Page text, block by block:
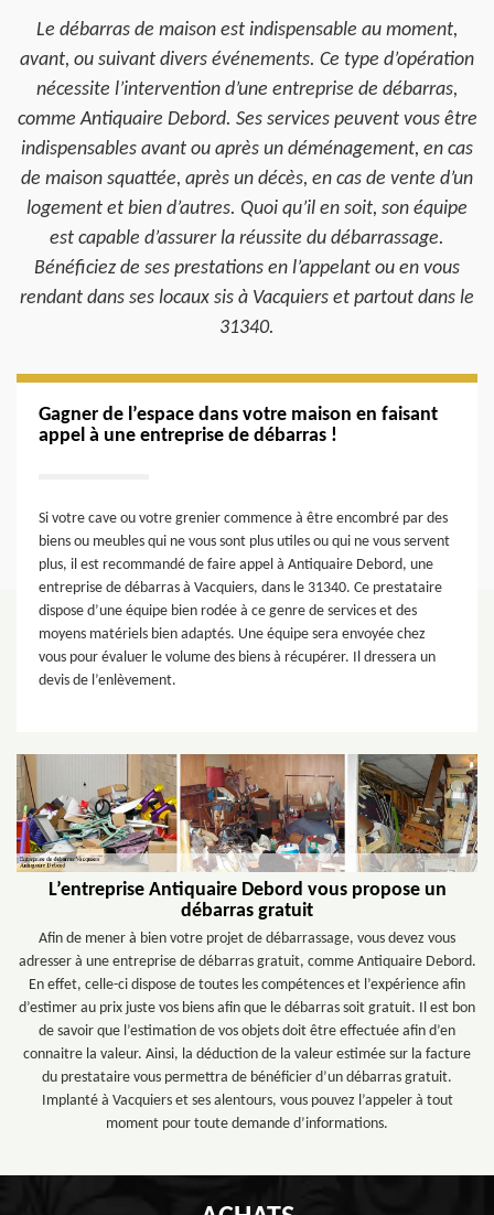
Le débarras de maison est indispensable au moment,
avant, ou suivant divers événements. Ce type d’opération
nécessite l’intervention d’une entreprise de débarras,
comme Antiquaire Debord. Ses services peuvent vous être
indispensables avant ou après un déménagement, en cas
de maison squattée, après un décès, en cas de vente d’un
logement et bien d’autres. Quoi qu’il en soit, son équipe
est capable d’assurer la réussite du débarrassage.
Bénéficiez de ses prestations en l’appelant ou en vous
rendant dans ses locaux sis à Vacquiers et partout dans le
31340.
Gagner de l’espace dans votre maison en faisant
appel à une entreprise de débarras !
Si votre cave ou votre grenier commence à être encombré par des
biens ou meubles qui ne vous sont plus utiles ou qui ne vous servent
plus, il est recommandé de faire appel à Antiquaire Debord, une
entreprise de débarras à Vacquiers, dans le 31340. Ce prestataire
dispose d’une équipe bien rodée à ce genre de services et des
moyens matériels bien adaptés. Une équipe sera envoyée chez
vous pour évaluer le volume des biens à récupérer. Il dressera un
devis de l’enlèvement.
L’entreprise Antiquaire Debord vous propose un
débarras gratuit
Afin de mener à bien votre projet de débarrassage, vous devez vous
adresser à une entreprise de débarras gratuit, comme Antiquaire Debord.
En effet, celle-ci dispose de toutes les compétences et l’expérience afin
d’estimer au prix juste vos biens afin que le débarras soit gratuit. Il est bon
de savoir que l’estimation de vos objets doit être effectuée afin d’en
connaitre la valeur. Ainsi, la déduction de la valeur estimée sur la facture
du prestataire vous permettra de bénéficier d’un débarras gratuit.
Implanté à Vacquiers et ses alentours, vous pouvez l’appeler à tout
moment pour toute demande d’informations.